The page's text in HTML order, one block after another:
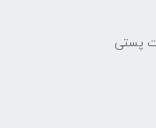
پستی